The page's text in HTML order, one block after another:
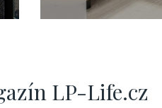
LP-Life.cz